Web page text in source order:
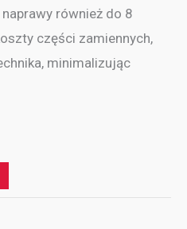
również do 8
części zamiennych,
minimalizując